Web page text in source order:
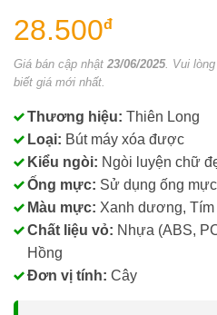
28.500đ
Giá bán cập nhật 23/06/2025. Vui
biết giá mới nhất.
Thương hiệu: Thiên Long
Loại: Bút máy xóa được
Kiểu ngòi: Ngòi luyện chữ
Ống mực: Sử dụng ống
Màu mực: Xanh dương, Tím
Chất liệu vỏ: Nhựa (ABS,
Hồng
Đơn vị tính: Cây